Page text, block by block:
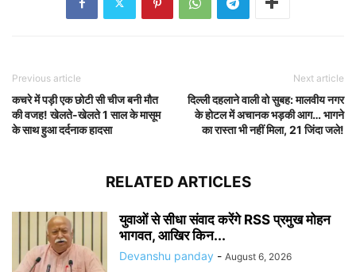
Previous article
कचरे में पड़ी एक छोटी सी चीज बनी मौत
की वजह! खेलते-खेलते 1 साल के मासूम
के साथ हुआ दर्दनाक हादसा
Next article
दिल्ली दहलाने वाली वो सुबह: मालवीय नगर
के होटल में अचानक भड़की आग… भागने
का रास्ता भी नहीं मिला, 21 जिंदा जले!
RELATED ARTICLES
युवाओं से सीधा संवाद करेंगे RSS प्रमुख मोहन
भागवत, आखिर किन...
Devanshu panday - August 6, 2026